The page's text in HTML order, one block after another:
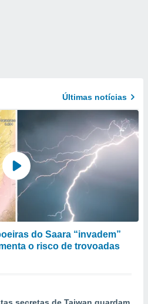
Últimas notícias
do Saara “invadem”
o risco de trovoadas